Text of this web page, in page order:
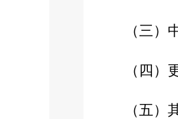
（三）中
（四）更
（五）其